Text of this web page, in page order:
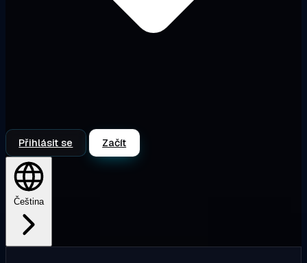
Přihlásit se Začít
Čeština